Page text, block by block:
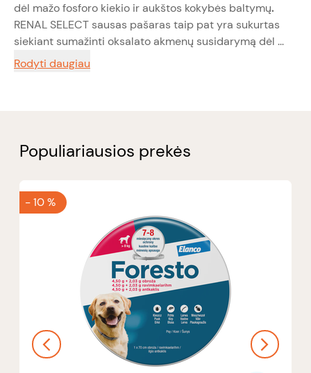
dėl mažo fosforo kiekio ir aukštos kokybės baltymų.
RENAL SELECT sausas pašaras taip pat yra sukurtas
siekiant sumažinti oksalato akmenų susidarymą dėl ...
Rodyti daugiau
Populiariausios prekės
-10 %